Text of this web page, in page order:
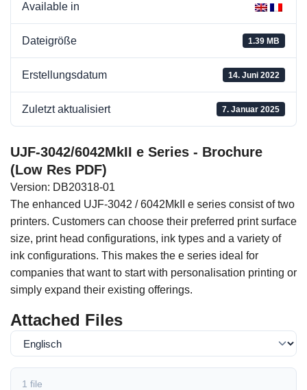
Available in
Dateigröße 1.39 MB
Erstellungsdatum 14. Juni 2022
Zuletzt aktualisiert 7. Januar 2025
UJF-3042/6042MkII e Series - Brochure
(Low Res PDF)
Version: DB20318-01
The enhanced UJF-3042 / 6042MkII e series consist of two
printers. Customers can choose their preferred print surface
size, print head configurations, ink types and a variety of
ink configurations. This makes the e series ideal for
companies that want to start with personalisation printing or
simply expand their existing offerings.
Attached Files
1 file